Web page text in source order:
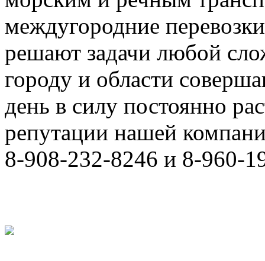
междугородние
решают задачи любой
городу и области
день в силу постоянно
репутации нашей
8-908-232-8246 и 8-960-